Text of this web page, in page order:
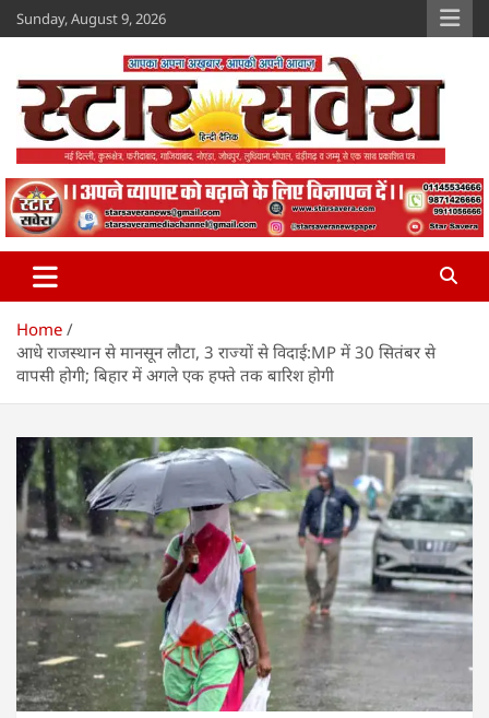
Skip
to
Sunday, August 9, 2026
Star Savera
www.starsavera.com
Home
आधे राजस्थान से मानसून लौटा, 3 राज्यों से विदाई:MP में 30 सितंबर से
वापसी होगी; बिहार में अगले एक हफ्ते तक बारिश होगी